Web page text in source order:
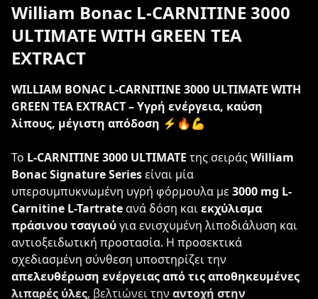
William Bonac L-CARNITINE 3000
ULTIMATE WITH GREEN TEA
EXTRACT
WILLIAM BONAC L-CARNITINE 3000 ULTIMATE WITH
GREEN TEA EXTRACT – Υγρή ενέργεια, καύση
λίπους, μέγιστη απόδοση ⚡🔥💪
Το L-CARNITINE 3000 ULTIMATE της σειράςWilliam
Bonac Signature Seriesείναι μία
υπερσυμπυκνωμένη υγρή φόρμουλα με3000 mg L-
Carnitine L-Tartrateανά δόση καιεκχύλισμα
πράσινου τσαγιούγια ενισχυμένη λιποδιάλυση και
αντιοξειδωτική προστασία. Η προσεκτικά
σχεδιασμένη σύνθεση υποστηρίζει την
απελευθέρωση ενέργειας από τις αποθηκευμένες
λιπαρές ύλες, βελτιώνει την αντοχή στην